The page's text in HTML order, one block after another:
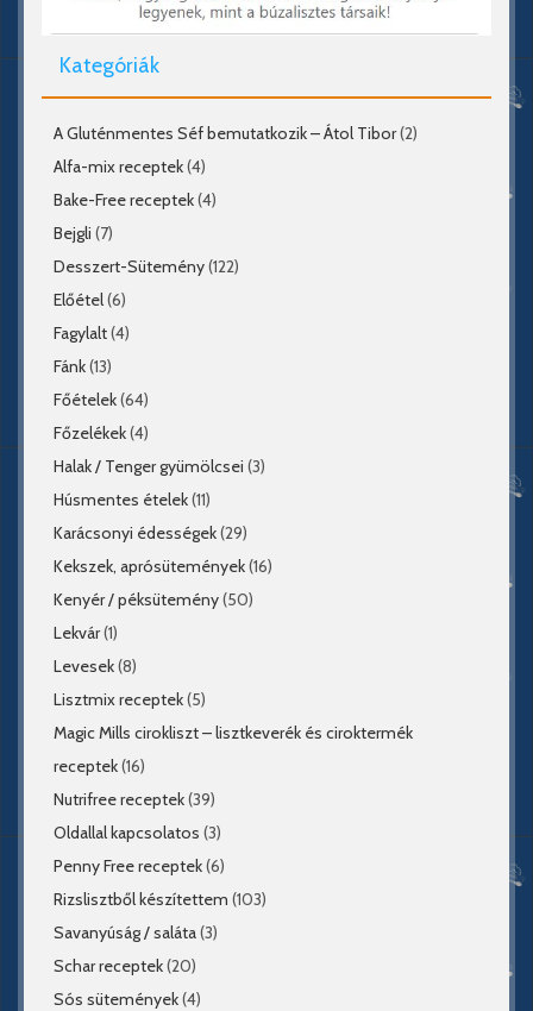
Kategóriák
A Gluténmentes Séf bemutatkozik – Átol Tibor(2)
Alfa-mix receptek(4)
Bake-Free receptek(4)
Bejgli (7)
Desszert-Sütemény(122)
Előétel(6)
Fagylalt(4)
Fánk(13)
Főételek(64)
Főzelékek(4)
Halak / Tenger gyümölcsei (3)
Húsmentes ételek(11)
Karácsonyi édességek(29)
Kekszek, aprósütemények(16)
Kenyér / péksütemény(50)
Lekvár(1)
Levesek(8)
Lisztmix receptek(5)
Magic Mills cirokliszt – lisztkeverék és ciroktermék
receptek(16)
Nutrifree receptek(39)
Oldallal kapcsolatos (3)
Penny Free receptek(6)
Rizslisztből készítettem (103)
Savanyúság / saláta(3)
Schar receptek(20)
Sós sütemények(4)